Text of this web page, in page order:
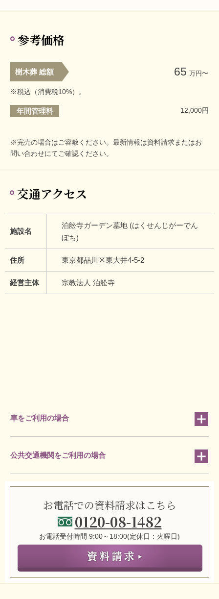
参考価格
樹木葬 総額 65 万円〜
※税込（消費税10%）。
年間管理料 12,000円
※完売の場合はご容赦ください。最新情報は資料請求またはお
問い合わせにてご確認ください。
交通アクセス
施設名
泊舩寺ガーデン墓地 (はくせんじがーでん
ぼち)
住所 東京都品川区東大井4-5-2
経営主体 宗教法人 泊舩寺
車をご利用の場合
公共交通機関をご利用の場合
お電話での資料請求はこちら
0120-08-1482
お電話受付時間 9:00～18:00(定休日：火曜日)